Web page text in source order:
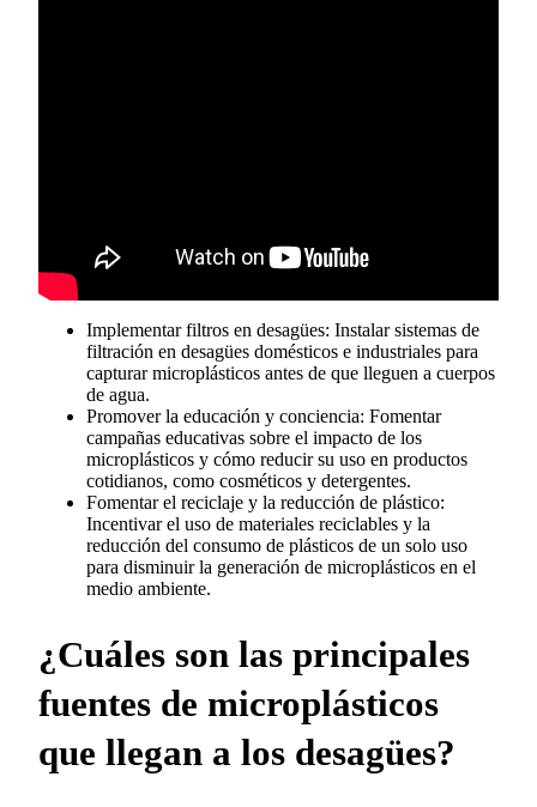
Implementar filtros en desagües: Instalar sistemas de
filtración en desagües domésticos e industriales para
capturar microplásticos antes de que lleguen a cuerpos
de agua.
Promover la educación y conciencia: Fomentar
campañas educativas sobre el impacto de los
microplásticos y cómo reducir su uso en productos
cotidianos, como cosméticos y detergentes.
Fomentar el reciclaje y la reducción de plástico:
Incentivar el uso de materiales reciclables y la
reducción del consumo de plásticos de un solo uso
para disminuir la generación de microplásticos en el
medio ambiente.
¿Cuáles son las principales
fuentes de microplásticos
que llegan a los desagües?